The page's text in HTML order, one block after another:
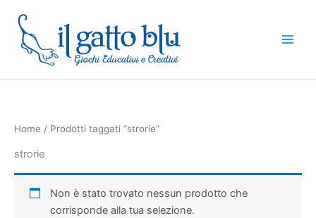
contenuto
Home / Prodotti taggati “strorie”
strorie
Non è stato trovato nessun prodotto che
corrisponde alla tua selezione.